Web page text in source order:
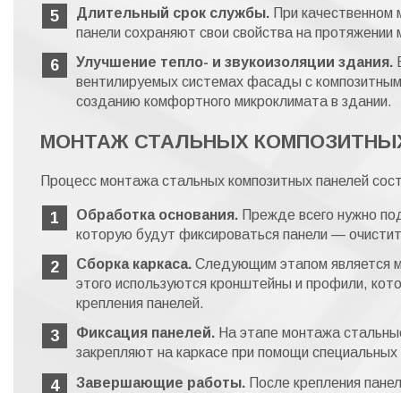
Длительный срок службы. При качественном
панели сохраняют свои свойства на протяжении
Улучшение тепло- и звукоизоляции здания.
вентилируемых системах фасады с
созданию комфортного микроклимата в здании.
МОНТАЖ СТАЛЬНЫХ
Процесс монтажа стальных композитных панелей
Обработка основания. Прежде всего нужно
которую будут фиксироваться панели —
Сборка каркаса. Следующим этапом является
этого используются кронштейны и профили,
крепления панелей.
Фиксация панелей. На этапе монтажа
закрепляют на каркасе при помощи
Завершающие работы. После крепления